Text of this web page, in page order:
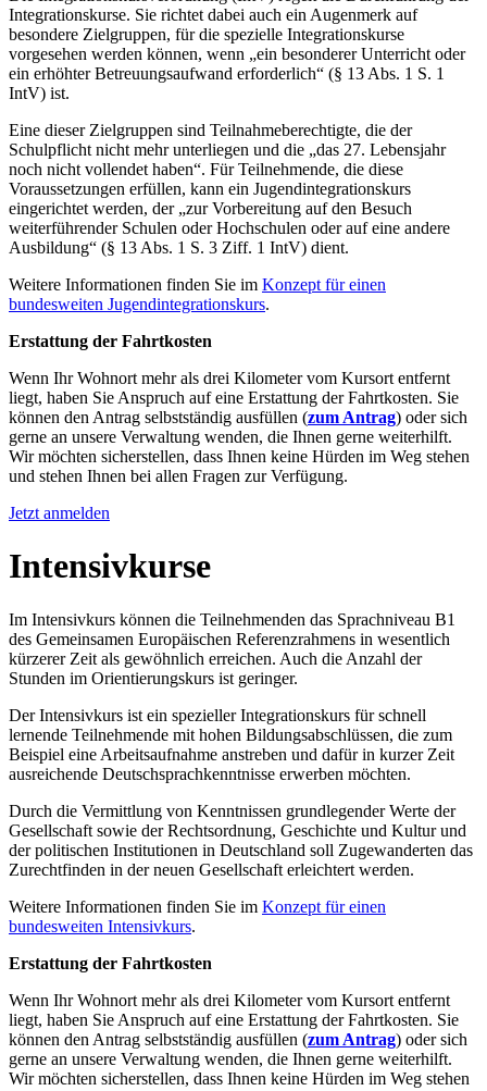
Integrationskurse. Sie richtet dabei auch ein Augenmerk auf
besondere Zielgruppen, für die spezielle Integrationskurse
vorgesehen werden können, wenn „ein besonderer Unterricht oder
ein erhöhter Betreuungsaufwand erforderlich“ (§ 13 Abs. 1 S. 1
IntV) ist.
Eine dieser Zielgruppen sind Teilnahmeberechtigte, die der
Schulpflicht nicht mehr unterliegen und die „das 27. Lebensjahr
noch nicht vollendet haben“. Für Teilnehmende, die diese
Voraussetzungen erfüllen, kann ein Jugendintegrationskurs
eingerichtet werden, der „zur Vorbereitung auf den Besuch
weiterführender Schulen oder Hochschulen oder auf eine andere
Ausbildung“ (§ 13 Abs. 1 S. 3 Ziff. 1 IntV) dient.
Weitere Informationen finden Sie im Konzept für einen
bundesweiten Jugendintegrationskurs.
Erstattung der Fahrtkosten
Wenn Ihr Wohnort mehr als drei Kilometer vom Kursort entfernt
liegt, haben Sie Anspruch auf eine Erstattung der Fahrtkosten. Sie
können den Antrag selbstständig ausfüllen (zum Antrag) oder sich
gerne an unsere Verwaltung wenden, die Ihnen gerne weiterhilft.
Wir möchten sicherstellen, dass Ihnen keine Hürden im Weg stehen
und stehen Ihnen bei allen Fragen zur Verfügung.
Jetzt anmelden
Intensivkurse
Im Intensivkurs können die Teilnehmenden das Sprachniveau B1
des Gemeinsamen Europäischen Referenzrahmens in wesentlich
kürzerer Zeit als gewöhnlich erreichen. Auch die Anzahl der
Stunden im Orientierungskurs ist geringer.
Der Intensivkurs ist ein spezieller Integrationskurs für schnell
lernende Teilnehmende mit hohen Bildungsabschlüssen, die zum
Beispiel eine Arbeitsaufnahme anstreben und dafür in kurzer Zeit
ausreichende Deutschsprachkenntnisse erwerben möchten.
Durch die Vermittlung von Kenntnissen grundlegender Werte der
Gesellschaft sowie der Rechtsordnung, Geschichte und Kultur und
der politischen Institutionen in Deutschland soll Zugewanderten das
Zurechtfinden in der neuen Gesellschaft erleichtert werden.
Weitere Informationen finden Sie im Konzept für einen
bundesweiten Intensivkurs.
Erstattung der Fahrtkosten
Wenn Ihr Wohnort mehr als drei Kilometer vom Kursort entfernt
liegt, haben Sie Anspruch auf eine Erstattung der Fahrtkosten. Sie
können den Antrag selbstständig ausfüllen (zum Antrag) oder sich
gerne an unsere Verwaltung wenden, die Ihnen gerne weiterhilft.
Wir möchten sicherstellen, dass Ihnen keine Hürden im Weg stehen